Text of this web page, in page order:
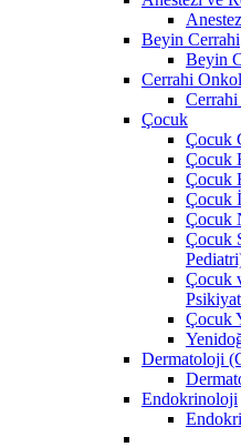
Beyin Cerrahi
Beyin
Cerrahi
Çocuk
Çocuk
Çocuk
Çocuk
Çocuk
Çocuk
Çocuk
Çocuk
Çocuk
Dermatoloji
Endokrinoloji